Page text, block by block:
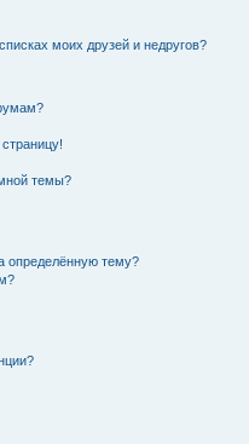
моих друзей и недругов?
темы?
определённую тему?